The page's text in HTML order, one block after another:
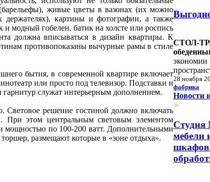
живые цветы в вазонах (их можно
держателях), картины и фотографии, а также
модный гобелен, батик на холсте или роспись
должна вписываться в дизайн квартиры. К
противопоказаны вычурные рамы в стиле
бытия, в современной квартире включает
или просто под телевизор. Подставки и
служат интерьерным дополнением.
Световое решение гостиной должно включать
При этом центральным световым элементом
мощностью по 100-200 ватт. Дополнительными
размещают которые в «зоне отдыха».
СТОЛ-
экономии
28 ноября
фабрика
Новости
►
Студия
мебели
шкафов